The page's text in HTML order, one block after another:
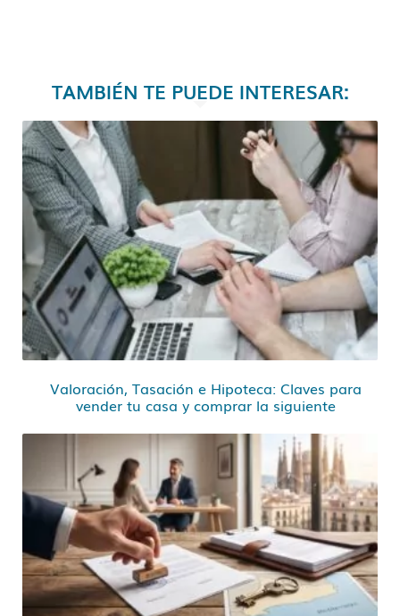
TAMBIÉN TE PUEDE INTERESAR:
Valoración, Tasación e Hipoteca: Claves para
vender tu casa y comprar la siguiente